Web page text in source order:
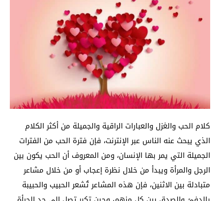
كلام الحب والغزل والعبارات الراقية والجميلة من أكثر الكلام
الذي يبحث عنه الناس عبر الإنترنت، فإن فترة الحب من الفترات
الجميلة التي يمر بها الإنسان، ومن المعروف أن الحب يكون بين
الرجل والمرأة ويبدأ من خلال نظرة إعجاب أو من خلال مشاعر
متبادلة بين الاثنين، فإن هذه المشاعر تُشعر الحبيب والحبيبة